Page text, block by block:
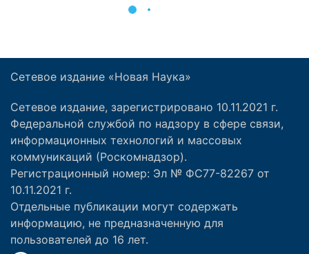
Сетевое издание «Новая Наука»
Сетевое издание, зарегистрировано 10.11.2021 г.
Федеральной службой по надзору в сфере связи,
информационных технологий и массовых
коммуникаций (Роскомнадзор).
Регистрационный номер: Эл № ФС77-82267 от
10.11.2021 г.
Отдельные публикации могут содержать
информацию, не предназначенную для
пользователей до 16 лет.